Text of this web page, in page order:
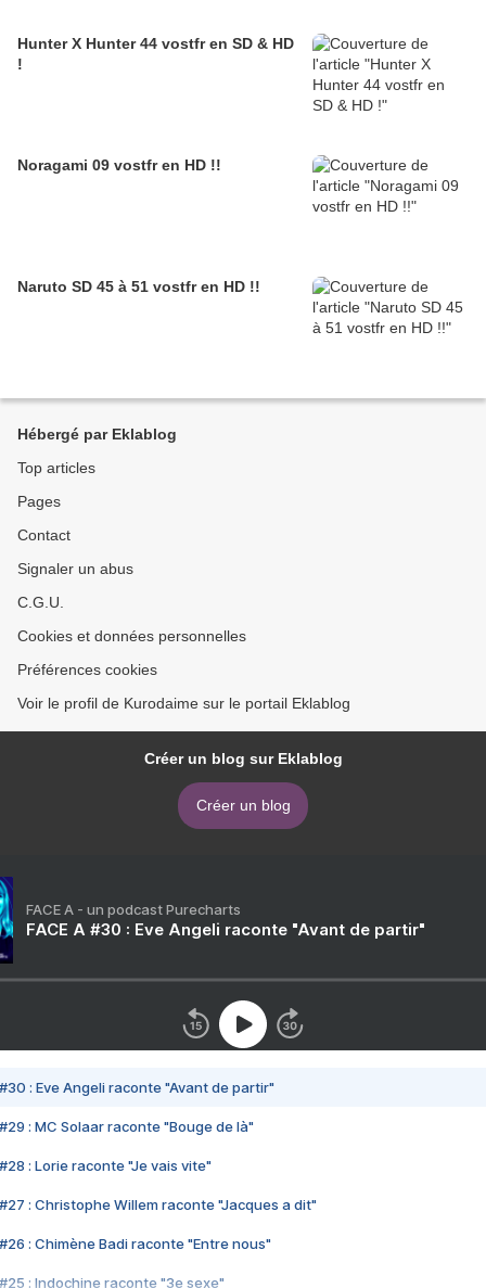
Hunter X Hunter 44 vostfr en SD & HD
!
Noragami 09 vostfr en HD !!
Naruto SD 45 à 51 vostfr en HD !!
Hébergé par Eklablog
Top articles
Pages
Contact
Signaler un abus
C.G.U.
Cookies et données personnelles
Préférences cookies
Voir le profil de Kurodaime sur le portail Eklablog
Créer un blog sur Eklablog
Créer un blog
FACE A - un podcast Purecharts
FACE A #30 : Eve Angeli raconte "Avant de partir"
#30 : Eve Angeli raconte "Avant de partir"
#29 : MC Solaar raconte "Bouge de là"
#28 : Lorie raconte "Je vais vite"
#27 : Christophe Willem raconte "Jacques a dit"
#26 : Chimène Badi raconte "Entre nous"
#25 : Indochine raconte "3e sexe"